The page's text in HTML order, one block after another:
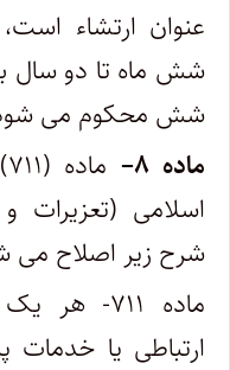
عنوان ارتشاء
شش ماه تا دو سال
شش محکوم می
ماده ۸–
اسلامی (تعزیرات
شرح زیر اصلاح می
ماده ۷۱۱-
ارتباطی یا خدمات